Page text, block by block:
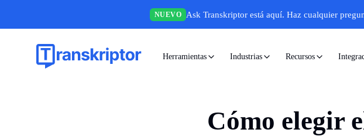
NUEVO Ask Transkriptor está aquí. Haz cualquier
Herramientas Industrias Recursos
Cómo elegir